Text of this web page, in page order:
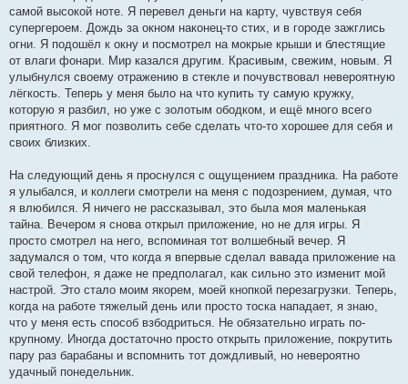
самой высокой ноте. Я перевел деньги на карту, чувствуя себя
супергероем. Дождь за окном наконец-то стих, и в городе зажглись
огни. Я подошёл к окну и посмотрел на мокрые крыши и блестящие
от влаги фонари. Мир казался другим. Красивым, свежим, новым. Я
улыбнулся своему отражению в стекле и почувствовал невероятную
лёгкость. Теперь у меня было на что купить ту самую кружку,
которую я разбил, но уже с золотым ободком, и ещё много всего
приятного. Я мог позволить себе сделать что-то хорошее для себя и
своих близких.
На следующий день я проснулся с ощущением праздника. На работе
я улыбался, и коллеги смотрели на меня с подозрением, думая, что
я влюбился. Я ничего не рассказывал, это была моя маленькая
тайна. Вечером я снова открыл приложение, но не для игры. Я
просто смотрел на него, вспоминая тот волшебный вечер. Я
задумался о том, что когда я впервые сделал вавада приложение на
свой телефон, я даже не предполагал, как сильно это изменит мой
настрой. Это стало моим якорем, моей кнопкой перезагрузки. Теперь,
когда на работе тяжелый день или просто тоска нападает, я знаю,
что у меня есть способ взбодриться. Не обязательно играть по-
крупному. Иногда достаточно просто открыть приложение, покрутить
пару раз барабаны и вспомнить тот дождливый, но невероятно
удачный понедельник.